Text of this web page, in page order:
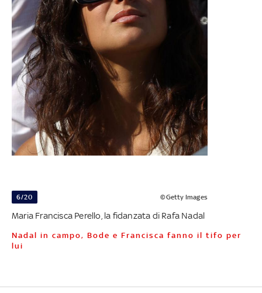
6/20 ©Getty Images
Maria Francisca Perello, la fidanzata di Rafa Nadal
Nadal in campo, Bode e Francisca fanno il tifo per
lui